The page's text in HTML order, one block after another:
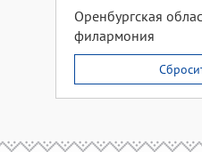
Оренбургская
филармония